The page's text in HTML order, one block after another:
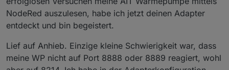
NodeRed auszulesen, habe ich jetzt deinen Adapter
entdeckt und bin begeistert.
Lief auf Anhieb. Einzige kleine Schwierigkeit war, dass
meine WP nicht auf Port 8888 oder 8889 reagiert, wohl